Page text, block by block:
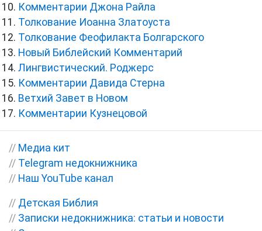
Комментарии Джона Райла
Толкование Иоанна Златоуста
Толкование Феофилакта Болгарского
Новый Библейский Комментарий
Лингвистический. Роджерс
Комментарии Давида Стерна
Ветхий Завет в Новом
Комментарии Кузнецовой
// Медиа кит
// Telegram недокнижника
// Наш YouTube канал
// Детская Библия
// Записки недокнижника: статьи и новости